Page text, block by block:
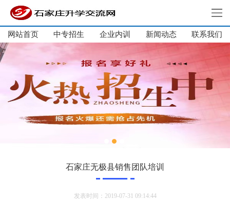
网站首页
大学生培训
单招集训
企业内训
新闻动态
网站首页 中专招生 企业内训 新闻动态 联系我们
石家庄无极县销售团队培训
发表时间：2019-07-31 09:14:44